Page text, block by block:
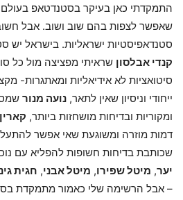
התמקדתי כאן בעיקר בסטנדטאפ בעולם
שאפשר לצפות בהם שוב ושוב. אבל
סטנדאפיסטיות ישראליות. בישראל יש
קנדי אבלסון שראיתי מפציצה מול כל
סיטואציות לא אידיאליות ומאתגרות-
ייחודי וניסיון שאין לתאר, נועה מנור
ומקוריות ובדיחות מושחזות ביותר,
דמות מוזרה ומשוגעת שאי אפשר
שכותבת בדיחות חשופות להפליא עם
יער, מיטל שפירו, מיטל אבני, חגית
– אבל הרשימה שלי כאמור מתמקדת